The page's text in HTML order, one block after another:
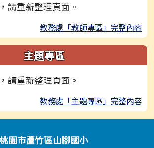
請重新整理頁面。
教務處「教師專區」完整內容
主題專區
請重新整理頁面。
教務處「主題專區」完整內容
容
桃園市蘆竹區山腳國小